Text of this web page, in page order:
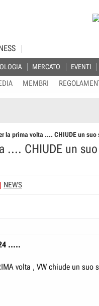
MERCATO EVENTI
MEMBRI
la prima volta .... CHIUDE un
.... CHIUDE un
NEWS
.....
volta , VW chiude un suo